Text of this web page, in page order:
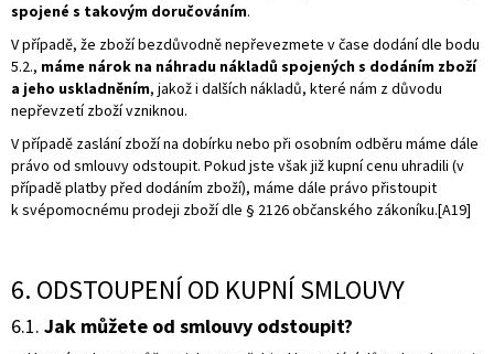
spojené s takovým doručováním.
V případě, že zboží bezdůvodně nepřevezmete v čase dodání dle bodu
5.2., máme nárok na náhradu nákladů spojených s dodáním zboží
a jeho uskladněním, jakož i dalších nákladů, které nám z důvodu
nepřevzetí zboží vzniknou.
V případě zaslání zboží na dobírku nebo při osobním odběru máme dále
právo od smlouvy odstoupit. Pokud jste však již kupní cenu uhradili (v
případě platby před dodáním zboží), máme dále právo přistoupit
k svépomocnému prodeji zboží dle § 2126 občanského zákoníku.[A19]
6. ODSTOUPENÍ OD KUPNÍ SMLOUVY
6.1. Jak můžete od smlouvy odstoupit?